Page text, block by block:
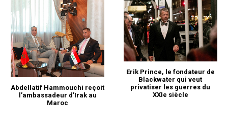
Abdellatif Hammouchi reçoit
l’ambassadeur d’Irak au
Maroc
Erik Prince, le fondateur de
Blackwater qui veut
privatiser les guerres du
XXIe siècle